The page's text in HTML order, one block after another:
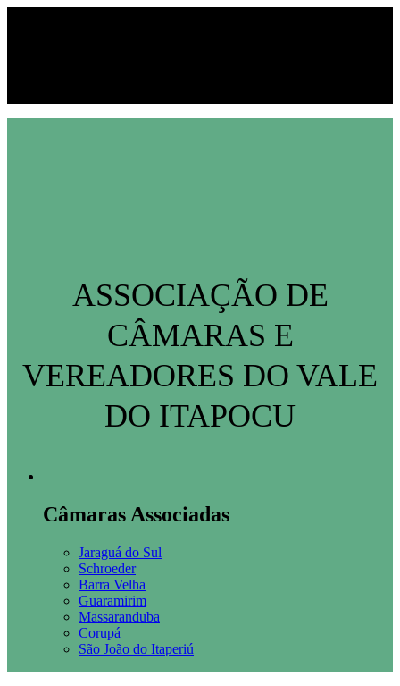
ASSOCIAÇÃO DE
CÂMARAS E
VEREADORES DO VALE
DO ITAPOCU
Câmaras Associadas
Jaraguá do Sul
Schroeder
Barra Velha
Guaramirim
Massaranduba
Corupá
São João do Itaperiú